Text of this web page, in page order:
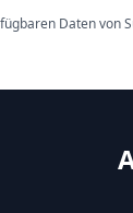
Daten